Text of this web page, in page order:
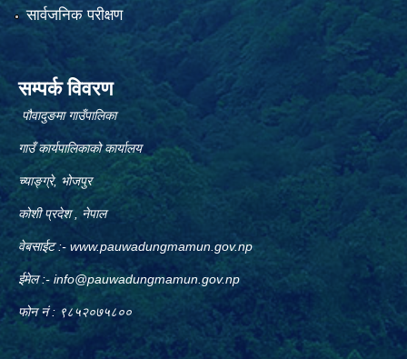
सार्वजनिक परीक्षण
सम्पर्क विवरण
पौवादुङमा गाउँपालिका
गाउँ कार्यपालिकाको कार्यालय
च्याङ्ग्रे, भोजपुर
कोशी प्रदेश , नेपाल
वेबसाईट :- www.pauwadungmamun.gov.np
ईमेल :- info@pauwadungmamun.gov.np
फोन नं : ९८५२०७५८००